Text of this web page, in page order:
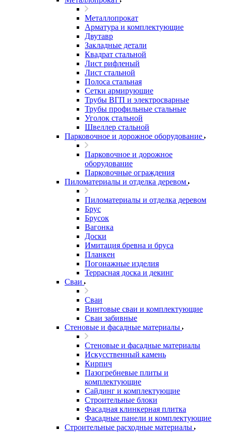
Металлопрокат
Арматура и комплектующие
Двутавр
Закладные детали
Квадрат стальной
Лист рифленый
Лист стальной
Полоса стальная
Сетки армирующие
Трубы ВГП и электросварные
Трубы профильные стальные
Уголок стальной
Швеллер стальной
Парковочное и дорожное оборудование
Парковочное и дорожное
оборудование
Парковочные ограждения
Пиломатериалы и отделка деревом
Пиломатериалы и отделка деревом
Брус
Брусок
Вагонка
Доски
Имитация бревна и бруса
Планкен
Погонажные изделия
Террасная доска и декинг
Сваи
Сваи
Винтовые сваи и комплектующие
Сваи забивные
Стеновые и фасадные материалы
Стеновые и фасадные материалы
Искусственный камень
Кирпич
Пазогребневые плиты и
комплектующие
Сайдинг и комплектующие
Строительные блоки
Фасадная клинкерная плитка
Фасадные панели и комплектующие
Строительные расходные материалы